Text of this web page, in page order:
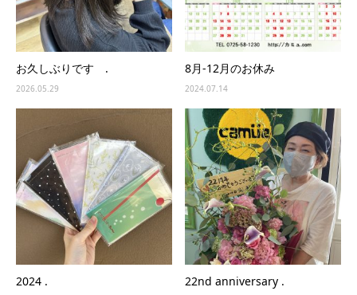
お久しぶりです .
2026.05.29
8月-12月のお休み
2024.07.14
2024 . 22nd anniversary .